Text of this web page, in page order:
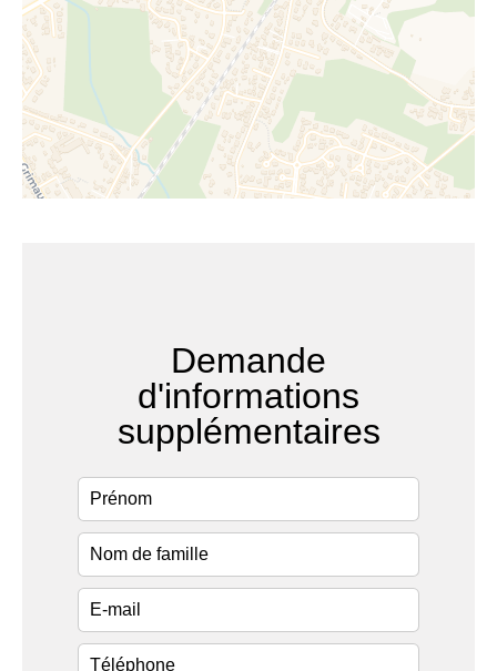
Demande
d'informations
supplémentaires